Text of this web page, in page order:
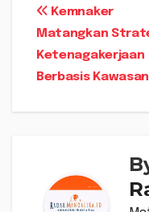
Navigasi
pos
Kemnaker
Matangkan
Ketenagakerjaan
Berbasis Kawasan